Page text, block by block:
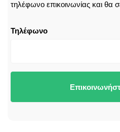
τηλέφωνο επικοινωνίας και θα
Τηλέφωνο